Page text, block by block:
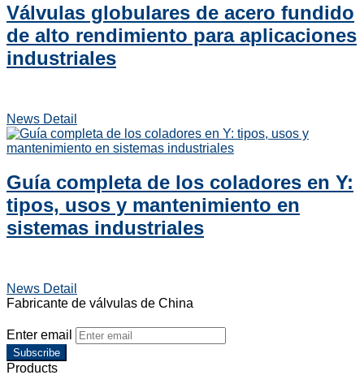
Válvulas globulares de acero fundido
de alto rendimiento para aplicaciones
industriales
News Detail
Guía completa de los coladores en Y:
tipos, usos y mantenimiento en
sistemas industriales
News Detail
Fabricante de válvulas de China
Enter email
Subscribe
Products